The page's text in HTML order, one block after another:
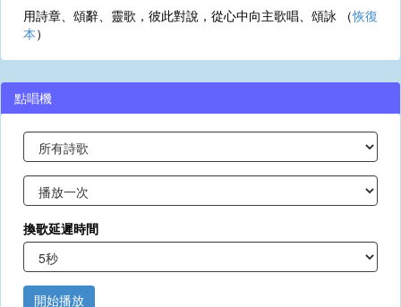
用詩章、頌辭、靈歌，彼此對說，從心中向主歌唱、頌詠 （恢復
本）
點唱機
換歌延遲時間
開始播放